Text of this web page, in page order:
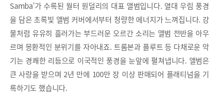
Samba’가 수록된 월터 원덜리의 대표 앨범입니다. 열대 우림 풍경
을 담은 초록빛 앨범 커버에서부터 청량한 에너지가 느껴집니다. 강
물처럼 유유히 흘러가는 부드러운 오르간 소리는 앨범 전반을 아우
르며 몽환적인 분위기를 자아내죠. 트롬본과 플루트 등 다채로운 악
기는 경쾌한 리듬으로 이국적인 풍경을 눈앞에 펼쳐냅니다. 앨범은
큰 사랑을 받으며 2년 만에 100만 장 이상 판매되어 플래티넘을 기
록하기도 했습니다.